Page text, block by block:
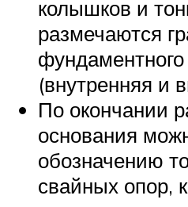
колышков и
размечаются
(внутренняя и
По окончании
основания
обозначению
свайных опор,